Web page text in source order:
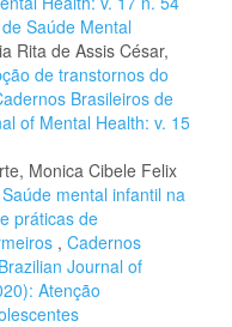
Saúde Mental
Rita de Assis César,
de transtornos do
Brasileiros de
of Mental Health: v. 15
Monica Cibele Felix
Saúde mental infantil na
práticas de
, Cadernos
Journal of
Atenção